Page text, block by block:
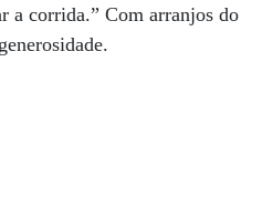
a corrida.” Com arranjos do